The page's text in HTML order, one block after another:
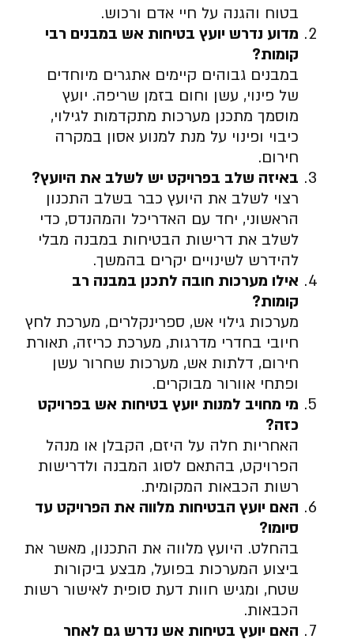
בטוח והגנה על חיי אדם ורכוש.
מדוע נדרש יועץ בטיחות אש במבנים רבי
קומות?
במבנים גבוהים קיימים אתגרים מיוחדים
של פינוי, עשן וחום בזמן שריפה. יועץ
מוסמך מתכנן מערכות מתקדמות לגילוי,
כיבוי ופינוי על מנת למנוע אסון במקרה
חירום.
באיזה שלב בפרויקט יש לשלב את היועץ?
רצוי לשלב את היועץ כבר בשלב התכנון
הראשוני, יחד עם האדריכל והמהנדס, כדי
לשלב את דרישות הבטיחות במבנה מבלי
להידרש לשינויים יקרים בהמשך.
אילו מערכות חובה לתכנן במבנה רב
קומות?
מערכות גילוי אש, ספרינקלרים, מערכת לחץ
חיובי בחדרי מדרגות, מערכת כריזה, תאורת
חירום, דלתות אש, מערכות שחרור עשן
ופתחי אוורור מבוקרים.
מי מחויב למנות יועץ בטיחות אש בפרויקט
כזה?
האחריות חלה על היזם, הקבלן או מנהל
הפרויקט, בהתאם לסוג המבנה ולדרישות
רשות הכבאות המקומית.
האם יועץ הבטיחות מלווה את הפרויקט עד
סיומו?
בהחלט. היועץ מלווה את התכנון, מאשר את
ביצוע המערכות בפועל, מבצע ביקורות
שטח, ומגיש חוות דעת סופית לאישור רשות
הכבאות.
האם יועץ בטיחות אש נדרש גם לאחר